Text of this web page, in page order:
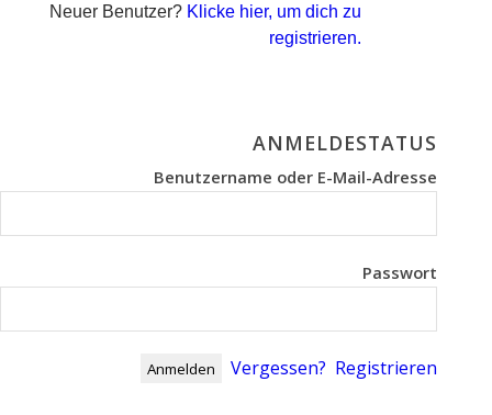
Neuer Benutzer? Klicke hier, um dich zu
registrieren.
ANMELDESTATUS
Benutzername oder E-Mail-Adresse
Passwort
Vergessen? Registrieren